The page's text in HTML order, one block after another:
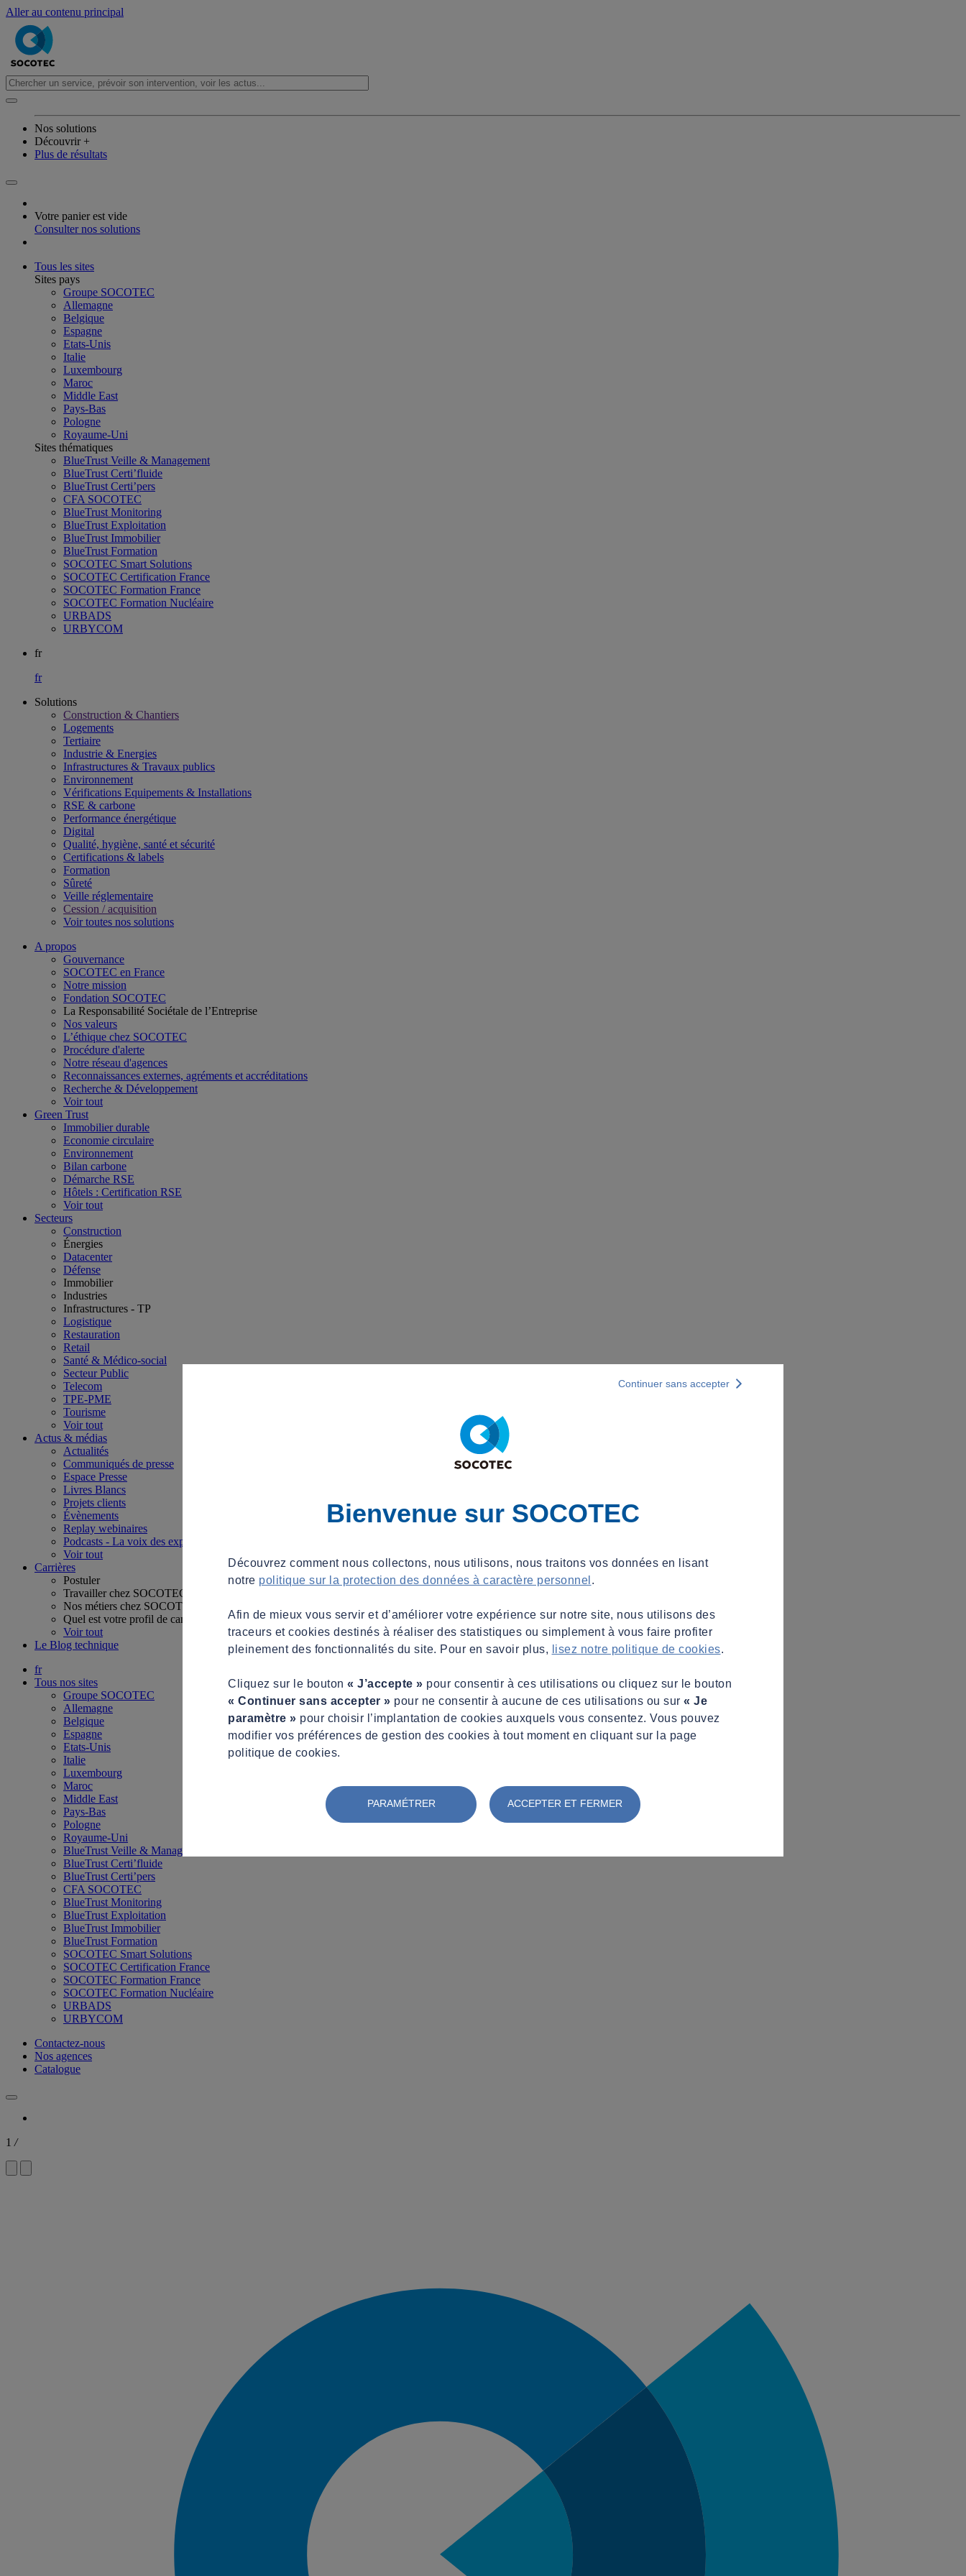
Aller au contenu principal
Nos solutions
Découvrir +
Plus de résultats
Votre panier est vide
Consulter nos solutions
Tous les sites
Sites pays
Groupe SOCOTEC
Allemagne
Belgique
Espagne
Etats-Unis
Italie
Luxembourg
Maroc
Middle East
Pays-Bas
Pologne
Royaume-Uni
Sites thématiques
BlueTrust Veille & Management
BlueTrust Certi’fluide
BlueTrust Certi’pers
CFA SOCOTEC
BlueTrust Monitoring
BlueTrust Exploitation
BlueTrust Immobilier
BlueTrust Formation
SOCOTEC Smart Solutions
SOCOTEC Certification France
SOCOTEC Formation France
SOCOTEC Formation Nucléaire
URBADS
URBYCOM
fr
fr
Solutions
Construction & Chantiers
Logements
Tertiaire​
Industrie & Energies
Infrastructures & Travaux publics​
Environnement​
Vérifications Equipements & Installations​
RSE & carbone​
Performance énergétique​
Digital
Qualité, hygiène, santé et sécurité​
Certifications & labels​
Formation​
Sûreté​
Veille réglementaire
Cession / acquisition​
Voir toutes nos solutions
A propos
Gouvernance
SOCOTEC en France
Notre mission
Fondation SOCOTEC
La Responsabilité Sociétale de l’Entreprise
Nos valeurs
L’éthique chez SOCOTEC
Procédure d'alerte
Notre réseau d'agences
Reconnaissances externes, agréments et accréditations
Recherche & Développement
Voir tout
Green Trust
Immobilier durable
Economie circulaire
Environnement
Bilan carbone
Démarche RSE
Hôtels : Certification RSE
Voir tout
Secteurs
Construction
Énergies
Datacenter
Défense
Immobilier
Industries
Infrastructures - TP
Logistique
Restauration
Retail
Santé & Médico-social
Secteur Public
Telecom
TPE-PME
Tourisme
Voir tout
Actus & médias
Actualités
Communiqués de presse
Espace Presse
Livres Blancs
Projets clients
Évènements
Replay webinaires
Podcasts - La voix des experts
Voir tout
Carrières
Postuler
Travailler chez SOCOTEC
Nos métiers chez SOCOTEC
Quel est votre profil de candidat ?
Voir tout
Le Blog technique
fr
Tous nos sites
Groupe SOCOTEC
Allemagne
Belgique
Espagne
Etats-Unis
Italie
Luxembourg
Maroc
Middle East
Pays-Bas
Pologne
Royaume-Uni
BlueTrust Veille & Management
BlueTrust Certi’fluide
BlueTrust Certi’pers
CFA SOCOTEC
BlueTrust Monitoring
BlueTrust Exploitation
BlueTrust Immobilier
BlueTrust Formation
SOCOTEC Smart Solutions
SOCOTEC Certification France
SOCOTEC Formation France
SOCOTEC Formation Nucléaire
URBADS
URBYCOM
Contactez-nous
Nos agences
Catalogue
1 /
Bienvenue sur SOCOTEC
Découvrez comment nous collectons, nous utilisons, nous traitons vos données en lisant
notre politique sur la protection des données à caractère personnel .
Afin de mieux vous servir et d’améliorer votre expérience sur notre site, nous utilisons des
traceurs et cookies destinés à réaliser des statistiques ou simplement à vous faire profiter
pleinement des fonctionnalités du site. Pour en savoir plus,
lisez notre politique de cookies.
Cliquez sur le bouton « J’accepte » pour consentir à ces utilisations ou cliquez sur le bouton
« Continuer sans accepter » pour ne consentir à aucune de ces utilisations ou sur « Je
paramètre » pour choisir l’implantation de cookies auxquels vous consentez. Vous pouvez
modifier vos préférences de gestion des cookies à tout moment en cliquant sur la page
politique de cookies.
PARAMÉTRER ACCEPTER ET FERMER
Continuer sans accepter